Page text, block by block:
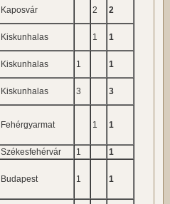
Kaposvár 2 2
Kiskunhalas 1 1
Kiskunhalas 1 1
Kiskunhalas 3 3
Fehérgyarmat 1 1
Székesfehérvár 1 1
Budapest 1 1